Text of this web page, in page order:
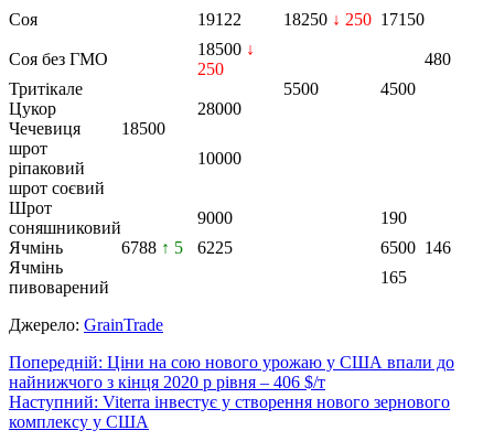
Соя 19122 18250 ↓ 250 17150
Соя без ГМО
18500 ↓
250
480
Тритікале
5500
4500
Цукор
28000
Чечевиця
18500
шрот
ріпаковий
10000
шрот соєвий
Шрот
соняшниковий
9000
190
Ячмінь
6788 ↑ 5 6225 6500 146
Ячмінь
пивоварений
165
Джерело: GrainTrade
Навігація
записів
Попередній: Ціни на сою нового урожаю у США впали до
найнижчого з кінця 2020 р рівня – 406 $/т
Наступний: Viterra інвестує у створення нового зернового
комплексу у США